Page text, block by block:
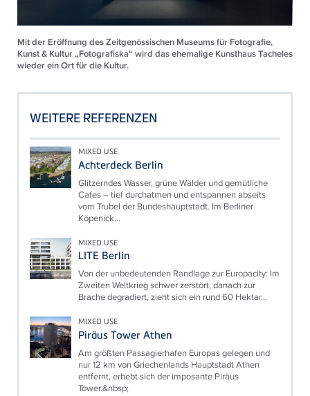
Mit der Eröffnung des Zeitgenössischen Museums für Fotografie,
Kunst & Kultur „Fotografiska“ wird das ehemalige Kunsthaus Tacheles
wieder ein Ort für die Kultur.
WEITERE REFERENZEN
MIXED USE
Achterdeck Berlin
Glitzerndes Wasser, grüne Wälder und gemütliche
Cafes – tief durchatmen und entspannen abseits
vom Trubel der Bundeshauptstadt. Im Berliner
Köpenick...
MIXED USE
LITE Berlin
Von der unbedeutenden Randlage zur Europacity: Im
Zweiten Weltkrieg schwer zerstört, danach zur
Brache degradiert, zieht sich ein rund 60 Hektar...
MIXED USE
Piräus Tower Athen
Am größten Passagierhafen Europas gelegen und
nur 12 km von Griechenlands Hauptstadt Athen
entfernt, erhebt sich der imposante Piräus
Tower.&nbsp;